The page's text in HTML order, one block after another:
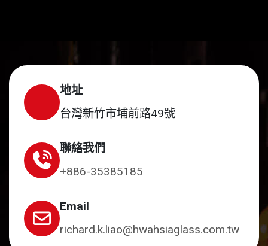
地址
台灣新竹市埔前路49號
聯絡我們
+886-35385185
Email
richard.k.liao@hwahsiaglass.com.tw